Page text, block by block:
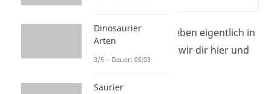
WelcheUreinwohner
leben eigentlich in
Amerika? Das erklären wir dir hier und
Video!
Dinosaurier
Arten
3/5 – Dauer: 05:03
Saurier